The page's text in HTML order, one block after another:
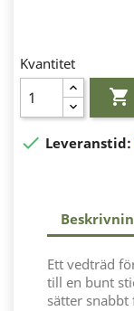
Kvantitet

 Leveranstid:
Ett vedträd
till en bunt
sätter snabbt